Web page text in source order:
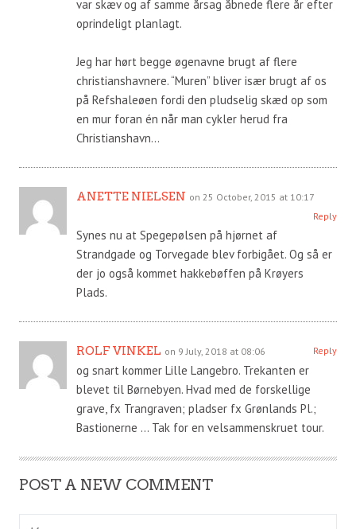
var skæv og af samme årsag åbnede flere år efter
oprindeligt planlagt.
Jeg har hørt begge øgenavne brugt af flere
christianshavnere. “Muren” bliver især brugt af os
på Refshaleøen fordi den pludselig skæd op som
en mur foran én når man cykler herud fra
Christianshavn…
ANETTE NIELSEN on 25 October, 2015 at 10:17
Reply
Synes nu at Spegepølsen på hjørnet af
Strandgade og Torvegade blev forbigået. Og så er
der jo også kommet hakkebøffen på Krøyers
Plads.
ROLF VINKEL on 9 July, 2018 at 08:06 Reply
og snart kommer Lille Langebro. Trekanten er
blevet til Børnebyen. Hvad med de forskellige
grave, fx Trangraven; pladser fx Grønlands Pl.;
Bastionerne … Tak for en velsammenskruet tour.
POST A NEW COMMENT